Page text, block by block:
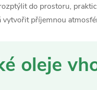
do prostoru,
vytvořit příjemnou
oleje